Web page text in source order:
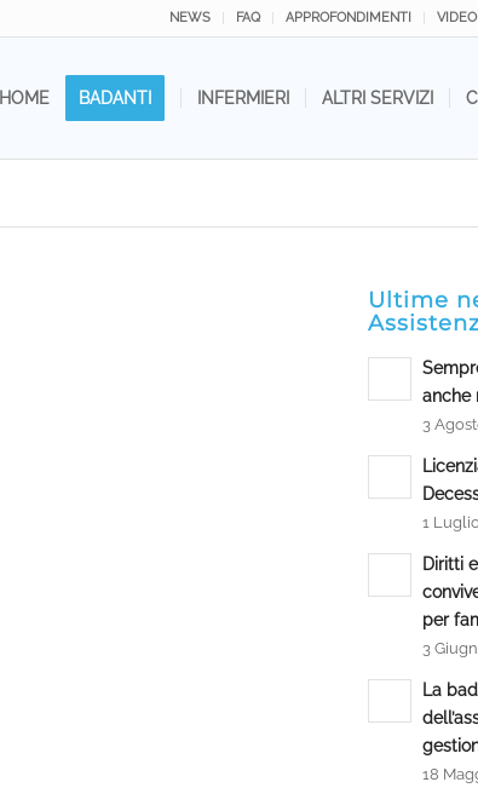
NEWS FAQ APPROFONDIMENTI VIDEO
HOME BADANTI INFERMIERI ALTRI SERVIZI
Ultime
anche
3
1
Diritti
per
3
La
18